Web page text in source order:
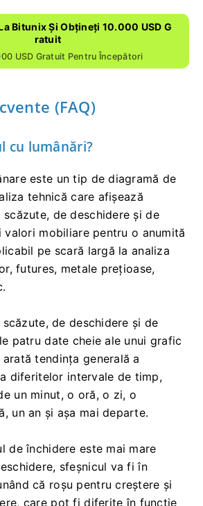
de piață
setat niciun preț de cumpărare
sistemul va finaliza tranzacția pe
preț de piață la momentul
totală în USD pe care dorește
să introducă cantitatea de cripto
Bitunix Și Obțineți 10.000 USD G
Ratuit
USD Gratuit Pentru Începători
(FAQ)
este un tip de diagramă de
tehnică care afișează
de deschidere și de
mobiliare pentru o anumită
pe scară largă la analiza
de deschidere și de